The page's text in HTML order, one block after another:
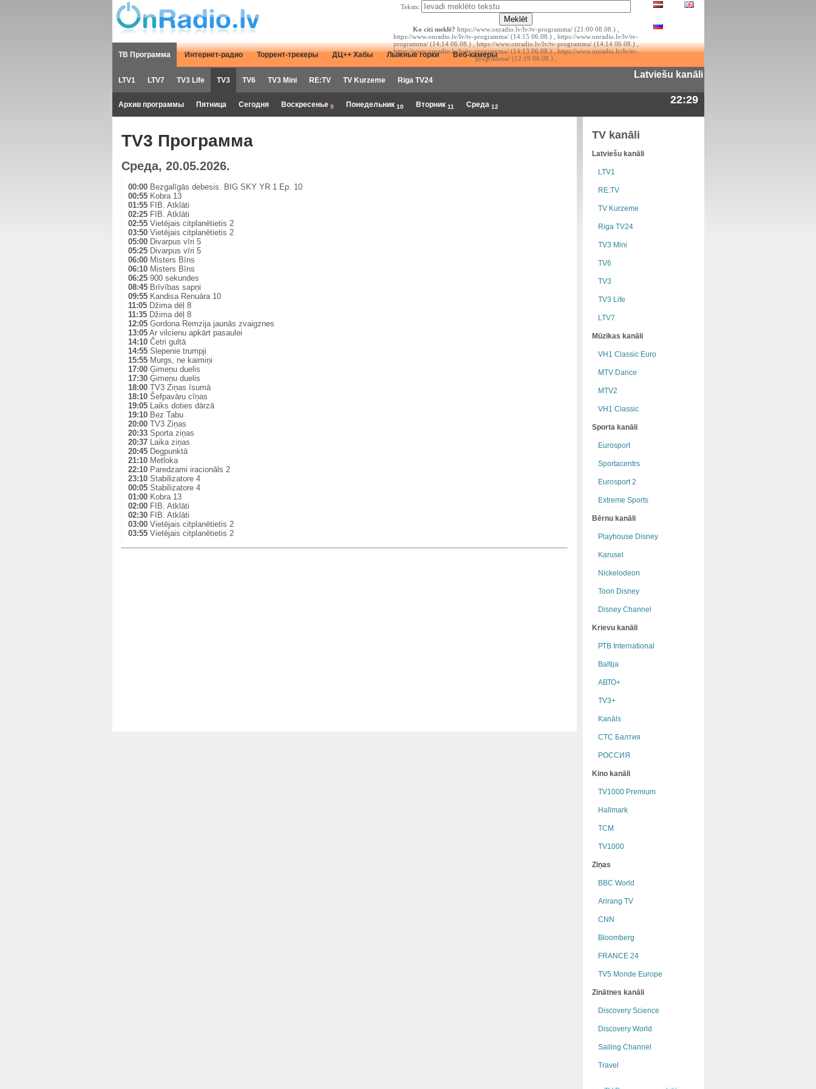
Teksts:
Ko citi meklē? https://www.onradio.lv/lv/tv-programma/ (21:00 08.08.) ,
https://www.onradio.lv/lv/tv-programma/ (14:15 06.08.) , https://www.onradio.lv/lv/tv-
programma/ (14:14 06.08.) , https://www.onradio.lv/lv/tv-programma/ (14:14 06.08.) ,
https://www.onradio.lv/lv/tv-programma/ (14:13 06.08.) , https://www.onradio.lv/lv/tv-
programma/ (12:19 06.08.) ,
ТВ Программа Интернет-радио Торрент-трекеры ДЦ++ Хабы Лыжные горки Веб-камеры
LTV1 LTV7 TV3 Life TV3 TV6 TV3 Mini RE:TV TV Kurzeme Riga TV24
Latviešu kanāli
Архив программы Пятница Сегодня Воскресенье 9 Понедельник 10 Вторник 11 Среда 12
22:29
TV3 Программа
Среда, 20.05.2026.
00:00Bezgalīgās debesis. BIG SKY YR 1 Ep. 10
00:55Kobra 13
01:55FIB. Atklāti
02:25FIB. Atklāti
02:55Vietējais citplanētietis 2
03:50Vietējais citplanētietis 2
05:00Divarpus vīri 5
05:25Divarpus vīri 5
06:00Misters Bīns
06:10Misters Bīns
06:25900 sekundes
08:45Brīvības sapņi
09:55Kandisa Renuāra 10
11:05Džima dēļ 8
11:35Džima dēļ 8
12:05Gordona Remzija jaunās zvaigznes
13:05Ar vilcienu apkārt pasaulei
14:10Četri gultā
14:55Slepenie trumpji
15:55Murgs, ne kaimiņi
17:00Ģimeņu duelis
17:30Ģimeņu duelis
18:00TV3 Ziņas īsumā
18:10Šefpavāru cīņas
19:05Laiks doties dārzā
19:10Bez Tabu
20:00TV3 Ziņas
20:33Sporta ziņas
20:37Laika ziņas
20:45Degpunktā
21:10Metloka
22:10Paredzami iracionāls 2
23:10Stabilizatore 4
00:05Stabilizatore 4
01:00Kobra 13
02:00FIB. Atklāti
02:30FIB. Atklāti
03:00Vietējais citplanētietis 2
03:55Vietējais citplanētietis 2
TV kanāli
Latviešu kanāli
LTV1
RE:TV
TV Kurzeme
Riga TV24
TV3 Mini
TV6
TV3
TV3 Life
LTV7
Mūzikas kanāli
VH1 Classic Euro
MTV Dance
MTV2
VH1 Classic
Sporta kanāli
Eurosport
Sportacentrs
Eurosport 2
Extreme Sports
Bērnu kanāli
Playhouse Disney
Karusel
Nickelodeon
Toon Disney
Disney Channel
Krievu kanāli
РТB International
Baltija
АВТО+
TV3+
Kanāls
СТС Балтия
РОССИЯ
Kino kanāli
TV1000 Premium
Hallmark
TCM
TV1000
Ziņas
BBC World
Arirang TV
CNN
Bloomberg
FRANCE 24
TV5 Monde Europe
Zinātnes kanāli
Discovery Science
Discovery World
Sailing Channel
Travel